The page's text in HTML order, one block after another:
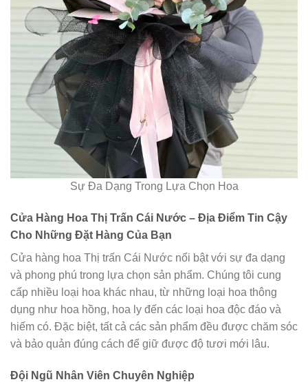
Sự Đa Dạng Trong Lựa Chọn Hoa
Cửa Hàng Hoa Thị Trấn Cái Nước – Địa Điểm Tin Cậy
Cho Những Đặt Hàng Của Bạn
Cửa hàng hoa Thị trấn Cái Nước nổi bật với sự đa dạng
và phong phú trong lựa chọn sản phẩm. Chúng tôi cung
cấp nhiều loại hoa khác nhau, từ những loại hoa thông
dụng như hoa hồng, hoa ly đến các loại hoa độc đáo và
hiếm có. Đặc biệt, tất cả các sản phẩm đều được chăm sóc
và bảo quản đúng cách để giữ được độ tươi mới lâu.
Đội Ngũ Nhân Viên Chuyên Nghiệp